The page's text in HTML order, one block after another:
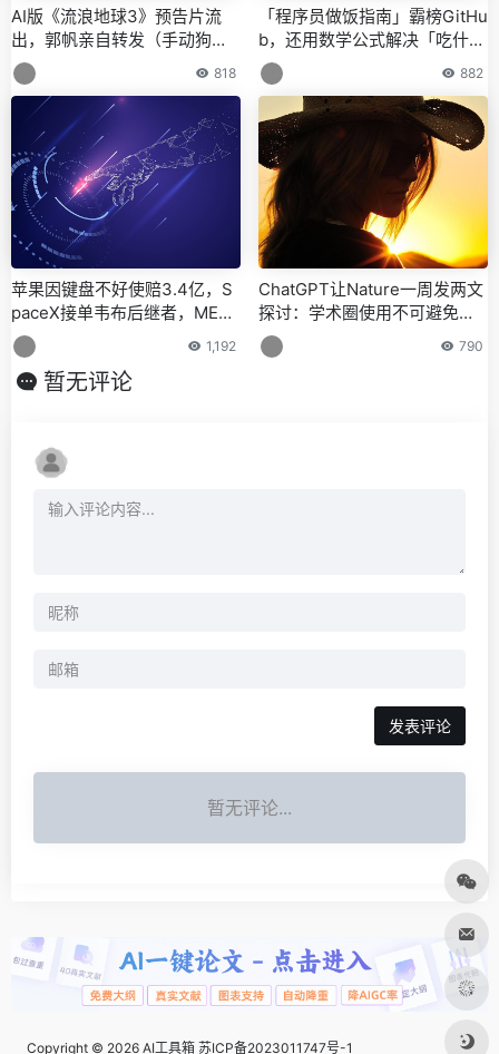
AI版《流浪地球3》预告片流
出，郭帆亲自转发（手动狗
头）
818
「程序员做饭指南」霸榜GitHu
b，还用数学公式解决「吃什
么」世纪难题，微软程序员出
品
882
苹果因键盘不好使赔3.4亿，S
paceX接单韦布后继者，META
起诉Meta，今日更多新鲜事在
此
1,192
ChatGPT让Nature一周发两文
探讨：学术圈使用不可避免，
是时候明确使用规范
790
暂无评论
发表评论
暂无评论...
Copyright © 2026 AI工具箱 苏ICP备2023011747号-1